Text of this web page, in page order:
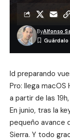
ByAlfonso
Id preparando
Pro: llega
a partir de las
En junio, tras la
pequeño avance
Sierra. Y todo